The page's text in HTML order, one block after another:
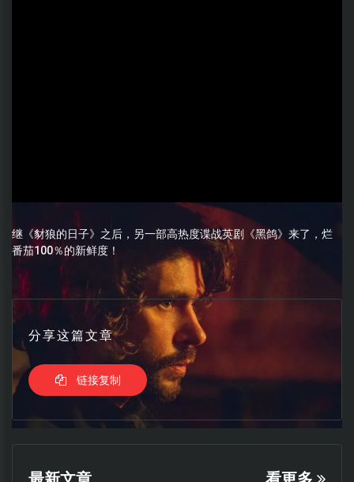
继《豺狼的日子》之后，另一部高热度谍战英剧《黑鸽》来了，烂
番茄100％的新鲜度！
分享这篇文章
链接复制